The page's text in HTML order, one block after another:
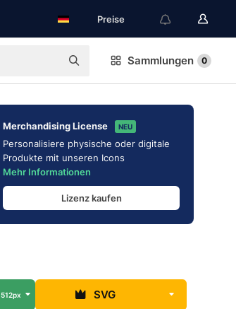
Preise
Sammlungen 0
Merchandising License NEU
Personalisiere physische oder digitale
Produkte mit unseren Icons
Mehr Informationen
Lizenz kaufen
512px SVG